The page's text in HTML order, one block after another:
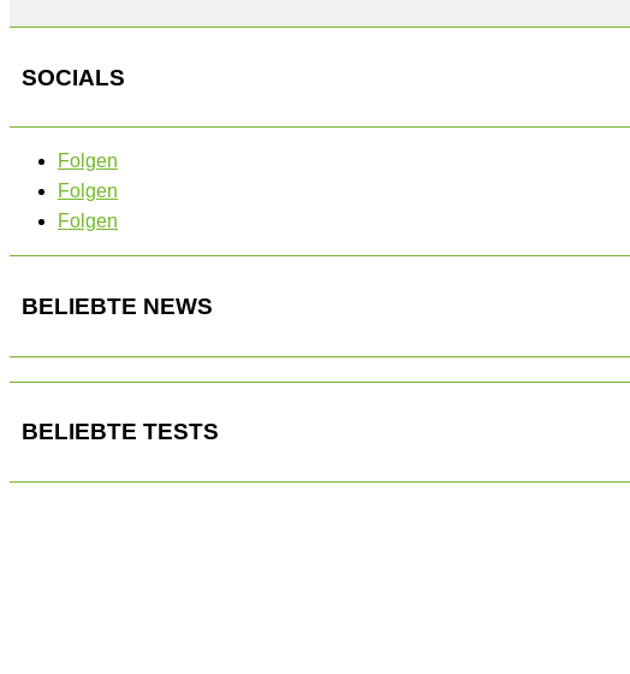
SOCIALS
Folgen
Folgen
Folgen
BELIEBTE NEWS
BELIEBTE TESTS